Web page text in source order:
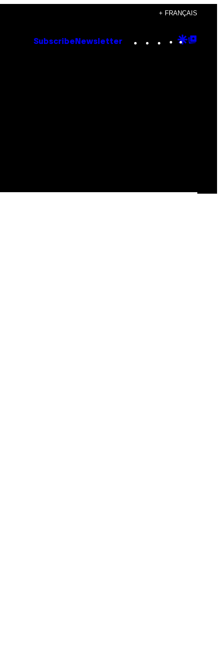
+ FRANÇAIS
Subscribe Newsletter Instagram
TikTok
YouTube
Google